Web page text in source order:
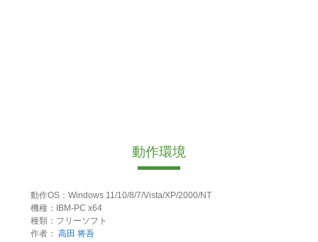
動作環境
動作OS：Windows 11/10/8/7/Vista/XP/2000/NT
機種：IBM-PC x64
種類：フリーソフト
作者： 高田 将吾